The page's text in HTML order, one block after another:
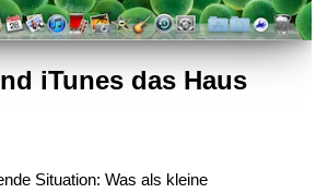
iTunes das Haus
Situation: Was als kleine